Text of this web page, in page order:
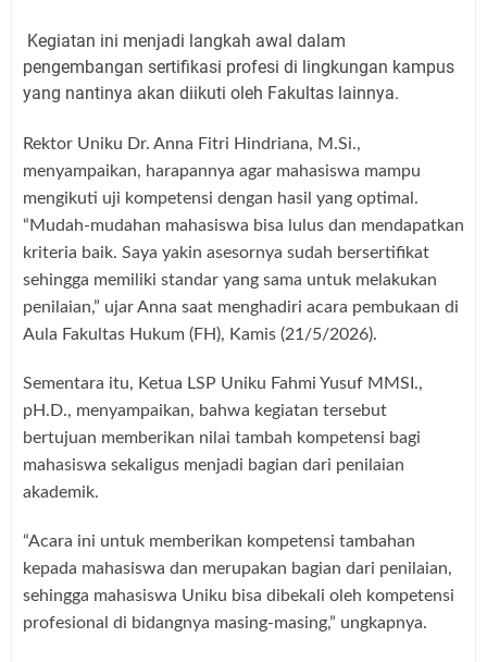
Kegiatan ini menjadi langkah awal dalam
pengembangan sertifikasi profesi di lingkungan kampus
yang nantinya akan diikuti oleh Fakultas lainnya.
Rektor Uniku Dr. Anna Fitri Hindriana, M.Si.,
menyampaikan, harapannya agar mahasiswa mampu
mengikuti uji kompetensi dengan hasil yang optimal.
“Mudah-mudahan mahasiswa bisa lulus dan mendapatkan
kriteria baik. Saya yakin asesornya sudah bersertifikat
sehingga memiliki standar yang sama untuk melakukan
penilaian,” ujar Anna saat menghadiri acara pembukaan di
Aula Fakultas Hukum (FH), Kamis (21/5/2026).
Sementara itu, Ketua LSP Uniku Fahmi Yusuf MMSI.,
pH.D., menyampaikan, bahwa kegiatan tersebut
bertujuan memberikan nilai tambah kompetensi bagi
mahasiswa sekaligus menjadi bagian dari penilaian
akademik.
“Acara ini untuk memberikan kompetensi tambahan
kepada mahasiswa dan merupakan bagian dari penilaian,
sehingga mahasiswa Uniku bisa dibekali oleh kompetensi
profesional di bidangnya masing-masing,” ungkapnya.